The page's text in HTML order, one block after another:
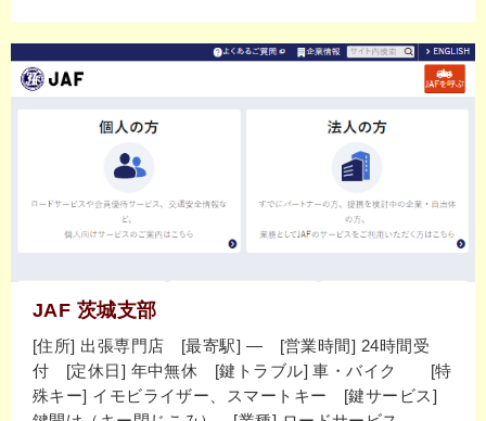
JAF 茨城支部
[住所] 出張専門店 [最寄駅] ― [営業時間] 24時間受
付 [定休日] 年中無休 [鍵トラブル] 車・バイク [特
殊キー] イモビライザー、スマートキー [鍵サービス]